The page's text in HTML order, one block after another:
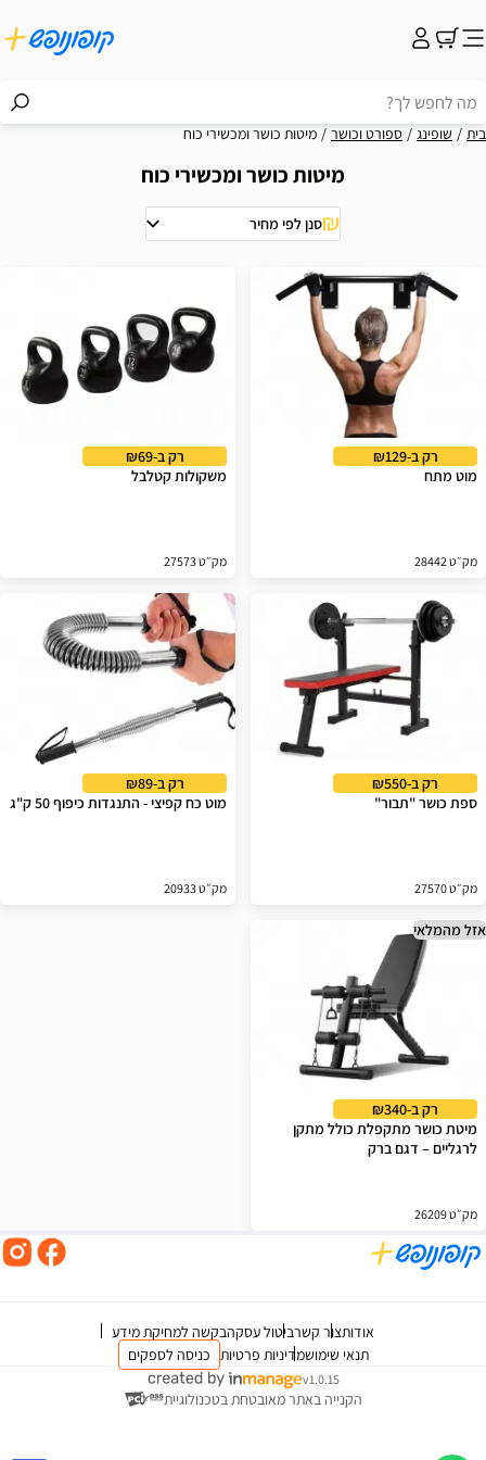
בית שופינג ספורט וכושר מיטות כושר ומכשירי כוח
מיטות כושר ומכשירי כוח
סנן לפי מחיר
תוצאות
רק ב-₪129
מוט מתח
מק״ט 28442
רק ב-₪69
משקולות קטלבל
מק״ט 27573
רק ב-₪550
ספת כושר "תבור"
מק״ט 27570
רק ב-₪89
מוט כח קפיצי - התנגדות כיפוף 50 ק"ג
מק״ט 20933
אזל מהמלאי
רק ב-₪340
מיטת כושר מתקפלת כולל מתקן
לרגליים – דגם ברק
מק״ט 26209
אודותצור קשרביטול עסקהבקשה למחיקת מידע
תנאי שימושמדיניות פרטיות כניסה לספקים
v1.0.15
הקנייה באתר מאובטחת בטכנולוגיית